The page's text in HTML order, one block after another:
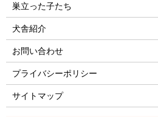
巣立った子たち
犬舎紹介
お問い合わせ
プライバシーポリシー
サイトマップ